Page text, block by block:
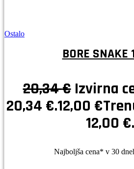
Ostalo
BORE SNAKE
20,34€ Izvirna
20,34 €.12,00 €
12,00 €.
Najboljša cena* v 30